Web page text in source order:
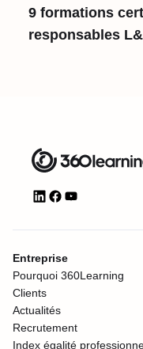
9 formations
responsables
Entreprise
Pourquoi 360Learning
Clients
Actualités
Recrutement
Index égalité